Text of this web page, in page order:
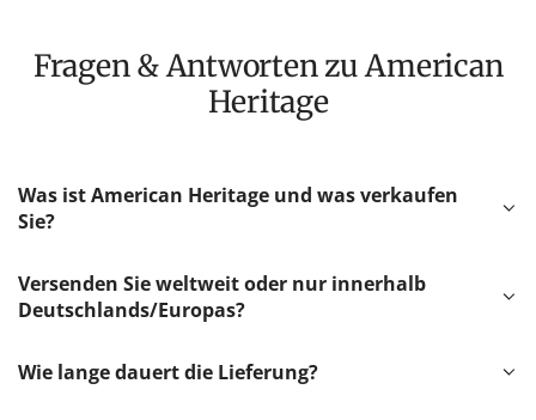
Fragen & Antworten zu American
Heritage
Was ist American Heritage und was verkaufen
Sie?
Versenden Sie weltweit oder nur innerhalb
Deutschlands/Europas?
Wie lange dauert die Lieferung?